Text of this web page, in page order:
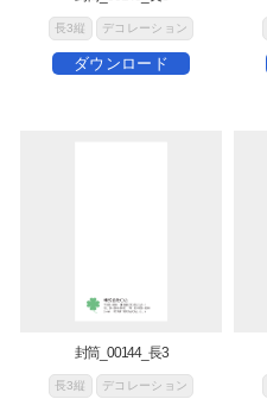
長3縦 デコレーション
ダウンロード
封筒_00144_長3
長3縦 デコレーション